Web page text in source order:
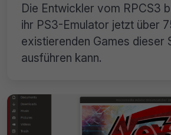
Die Entwickler vom RPCS3
ihr PS3-Emulator jetzt über
existierenden Games dieser
ausführen kann.